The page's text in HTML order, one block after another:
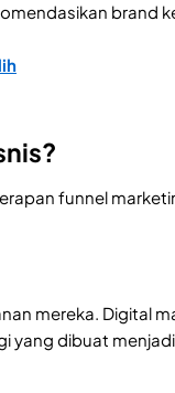
brand
funnel
mereka. Digital
yang dibuat